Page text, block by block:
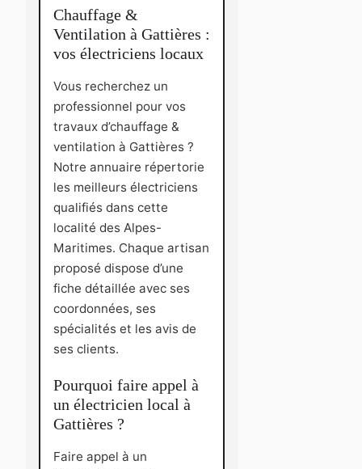
Chauffage &
Ventilation à Gattières :
vos électriciens locaux
Vous recherchez un
professionnel pour vos
travaux d’chauffage &
ventilation à Gattières ?
Notre annuaire répertorie
les meilleurs électriciens
qualifiés dans cette
localité des Alpes-
Maritimes. Chaque artisan
proposé dispose d’une
fiche détaillée avec ses
coordonnées, ses
spécialités et les avis de
ses clients.
Pourquoi faire appel à
un électricien local à
Gattières ?
Faire appel à un